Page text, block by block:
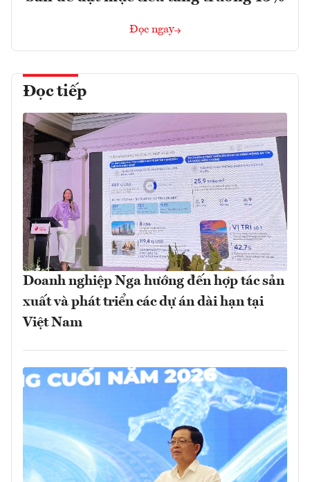
Đọc ngay
Đọc tiếp
Doanh nghiệp Nga hướng đến hợp tác sản
xuất và phát triển các dự án dài hạn tại
Việt Nam